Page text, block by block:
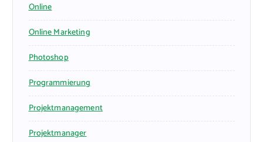
Online
Online Marketing
Photoshop
Programmierung
Projektmanagement
Projektmanager